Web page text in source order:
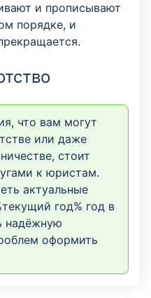
и прописывают
порядке, и
что вам могут
или даже
стоит
к юристам.
актуальные
год% год в
надёжную
оформить